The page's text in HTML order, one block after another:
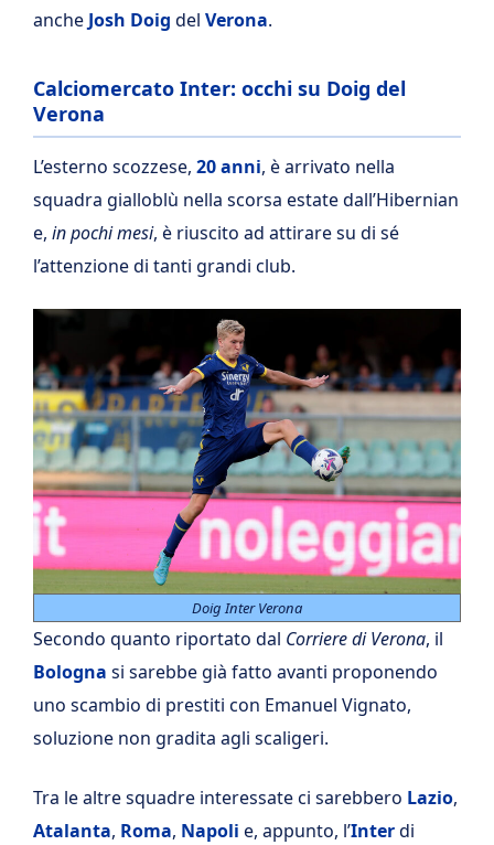
anche Josh Doig del Verona.
Calciomercato Inter: occhi su Doig del
Verona
L’esterno scozzese, 20 anni, è arrivato nella
squadra gialloblù nella scorsa estate dall’Hibernian
e, in pochi mesi, è riuscito ad attirare su di sé
l’attenzione di tanti grandi club.
Doig Inter Verona
Secondo quanto riportato dal Corriere di Verona, il
Bologna si sarebbe già fatto avanti proponendo
uno scambio di prestiti con Emanuel Vignato,
soluzione non gradita agli scaligeri.
Tra le altre squadre interessate ci sarebbero Lazio,
Atalanta, Roma, Napoli e, appunto, l’Interdi